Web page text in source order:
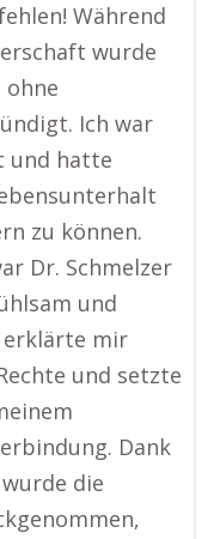
Während
wurde
Ich war
und hatte
zu können.
Dr. Schmelzer
und
erklärte mir
und setzte
Dank
die